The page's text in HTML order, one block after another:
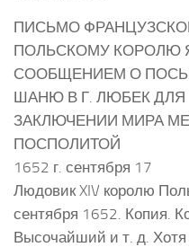
ПИСЬМО
ПОЛЬСКОМУ КОРОЛЮ
СООБЩЕНИЕМ О
ШАНЮ В Г. ЛЮБЕК
ЗАКЛЮЧЕНИИ МИРА
ПОСПОЛИТОЙ
1652 г. сентября 17
Людовик XIV королю
сентября 1652. Копия.
Высочайший и т. д.